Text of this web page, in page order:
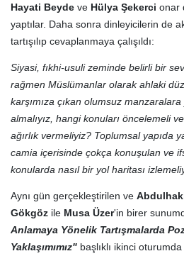
Hayati Beyde ve Hülya Şekerci onar
yaptılar. Daha sonra dinleyicilerin de
tartışılıp cevaplanmaya çalışıldı:
Siyasi, fıkhi-usuli zeminde belirli bir
rağmen Müslümanlar olarak ahlaki
karşımıza çıkan olumsuz
almalıyız, hangi konuları öncelemeli
ağırlık vermeliyiz? Toplumsal yapıda
camia içerisinde çokça konuşulan ve
konularda nasıl bir yol haritası
Aynı gün gerçekleştirilen ve
Gökgöz ile Musa Üzer'in birer
Anlamaya Yönelik Tartışmalarda
Yaklaşımımız" başlıklı ikinci